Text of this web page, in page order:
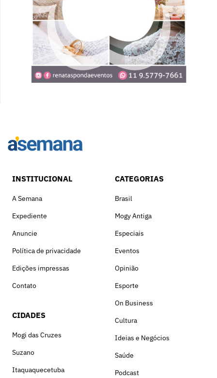
INSTITUCIONAL
A Semana
Expediente
Anuncie
Política de privacidade
Edições impressas
Contato
CIDADES
Mogi das Cruzes
Suzano
Itaquaquecetuba
CATEGORIAS
Brasil
Mogy Antiga
Especiais
Eventos
Opinião
Esporte
On Business
Cultura
Ideias e Negócios
Saúde
Podcast